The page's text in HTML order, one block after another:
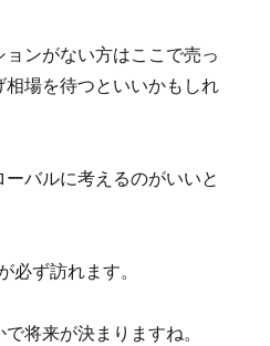
ンがない方はここで売っ
場を待つといいかもしれ
バルに考えるのがいいと
必ず訪れます。
将来が決まりますね。